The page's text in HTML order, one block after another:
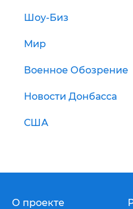
Шоу-Биз
Мир
Военное Обозрение
Новости Донбасса
США
О проекте